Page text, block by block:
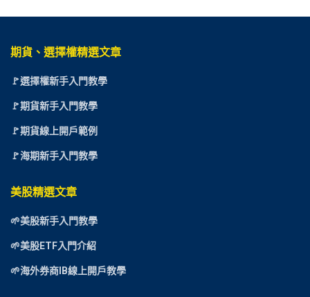
期貨、選擇權精選文章
🚩選擇權新手入門教學
🚩期貨新手入門教學
🚩期貨線上開戶範例
🚩海期新手入門教學
美股精選文章
🌱美股新手入門教學
🌱美股ETF入門介紹
🌱海外券商IB線上開戶教學